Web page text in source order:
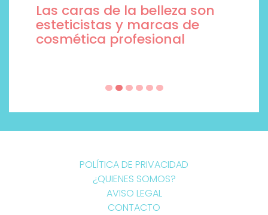
Las caras de la belleza son
esteticistas y marcas de
cosmética profesional
POLÍTICA DE PRIVACIDAD
¿QUIENES SOMOS?
AVISO LEGAL
CONTACTO